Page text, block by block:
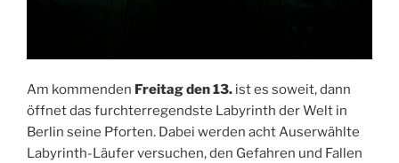
Am kommenden Freitag den 13. ist es soweit, dann
öffnet das furchterregendste Labyrinth der Welt in
Berlin seine Pforten. Dabei werden acht Auserwählte
Labyrinth-Läufer versuchen, den Gefahren und Fallen